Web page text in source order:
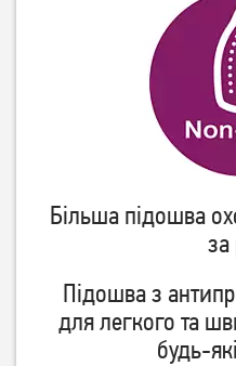
Більша підошва
за
Підошва з
для легкого та
будь-